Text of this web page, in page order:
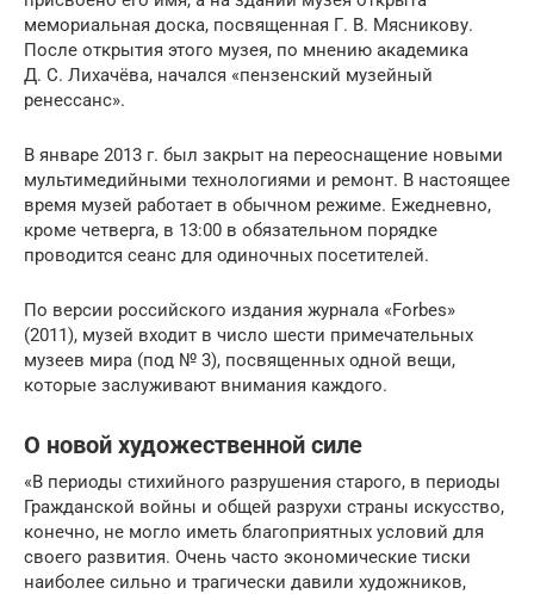
мемориальная доска, посвященная Г. В. Мясникову.
После открытия этого музея, по мнению академика
Д. С. Лихачёва, начался «пензенский музейный
ренессанс».
В январе 2013 г. был закрыт на переоснащение новыми
мультимедийными технологиями и ремонт. В настоящее
время музей работает в обычном режиме. Ежедневно,
кроме четверга, в 13:00 в обязательном порядке
проводится сеанс для одиночных посетителей.
По версии российского издания журнала «Forbes»
(2011), музей входит в число шести примечательных
музеев мира (под № 3), посвященных одной вещи,
которые заслуживают внимания каждого.
О новой художественной силе
«В периоды стихийного разрушения старого, в периоды
Гражданской войны и об­щей разрухи страны искусство,
конечно, не могло иметь благоприятных условий для
своего развития. Очень часто экономические тиски
наиболее сильно и трагически давили художников,